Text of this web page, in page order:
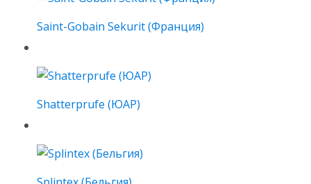
Saint-Gobain Sekurit (Франция)
Shatterprufe (ЮАР)